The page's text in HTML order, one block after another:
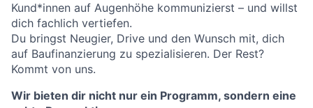
Kund*innen auf Augenhöhe kommunizierst – und willst
dich fachlich vertiefen.
Du bringst Neugier, Drive und den Wunsch mit, dich
auf Baufinanzierung zu spezialisieren. Der Rest?
Kommt von uns.
Wir bieten dir nicht nur ein Programm, sondern eine